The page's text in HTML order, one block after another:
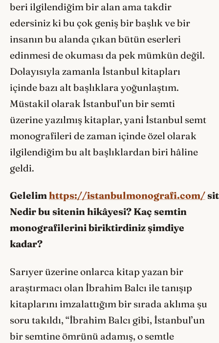
beri ilgilendiğim bir alan ama takdir
edersiniz ki bu çok geniş bir başlık ve bir
insanın bu alanda çıkan bütün eserleri
edinmesi de okuması da pek mümkün değil.
Dolayısıyla zamanla İstanbul kitapları
içinde bazı alt başlıklara yoğunlaştım.
Müstakil olarak İstanbul’un bir semti
üzerine yazılmış kitaplar, yani İstanbul semt
monografileri de zaman içinde özel olarak
ilgilendiğim bu alt başlıklardan biri hâline
geldi.
Gelelimhttps://istanbulmonografi.com/
Nedir bu sitenin hikâyesi? Kaç semtin
monografilerini biriktirdiniz şimdiye
kadar?
Sarıyer üzerine onlarca kitap yazan bir
araştırmacı olan İbrahim Balcı ile tanışıp
kitaplarını imzalattığım bir sırada aklıma şu
soru takıldı, “İbrahim Balcı gibi, İstanbul’un
bir semtine ömrünü adamış, o semtle